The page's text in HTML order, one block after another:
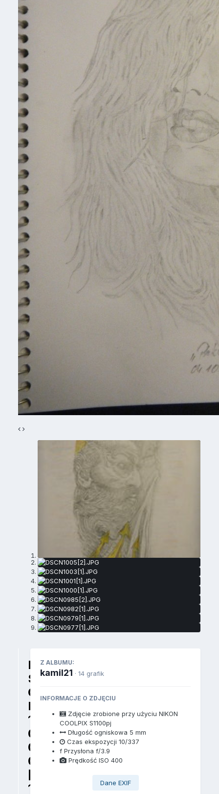
D
S
C
N
1
0
0
0
[
1
Z ALBUMU:
kamil21 · 14 grafik
INFORMACJE O ZDJĘCIU
Zdjęcie zrobione przy użyciu NIKON
COOLPIX S1100pj
Długość ogniskowa 5 mm
Czas ekspozycji 10/337
f Przysłona f/3.9
Prędkość ISO 400
Dane EXIF